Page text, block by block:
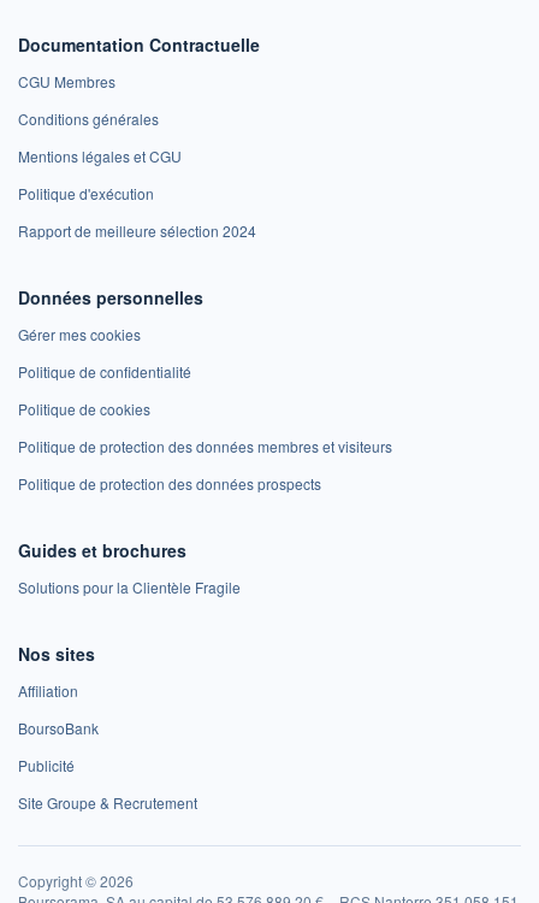
Documentation Contractuelle
CGU Membres
Conditions générales
Mentions légales et CGU
Politique d'exécution
Rapport de meilleure sélection 2024
Données personnelles
Gérer mes cookies
Politique de confidentialité
Politique de cookies
Politique de protection des données membres et visiteurs
Politique de protection des données prospects
Guides et brochures
Solutions pour la Clientèle Fragile
Nos sites
Affiliation
BoursoBank
Publicité
Site Groupe & Recrutement
Copyright © 2026